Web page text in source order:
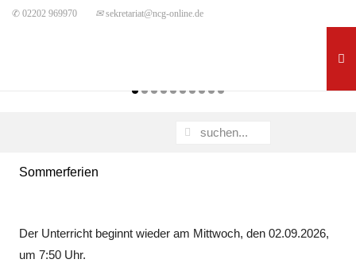
✆ 02202 969970 ✉sekretariat@ncg-online.de
Sommerferien
Der Unterricht beginnt wieder am Mittwoch, den 02.09.2026,
um 7:50 Uhr.